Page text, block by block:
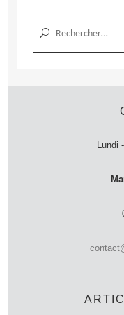
Rechercher :
Lundi